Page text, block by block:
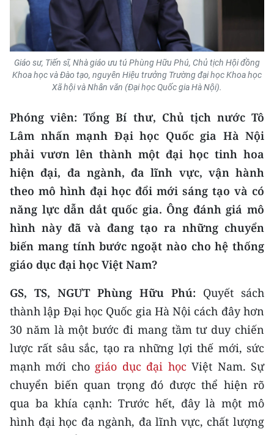
THỜI NAY
NHÂN DÂN CUỐI TUẦN
NHÂN DÂN HẰNG THÁNG
ĐỌC BÁO IN
ENGLISH
中文
FRANÇAIS
ESPAÑOL
한국어
Giáo sư, Tiến sĩ, Nhà giáo ưu tú Phùng Hữu Phú, Chủ tịch Hội đồng
Khoa học và Đào tạo, nguyên Hiệu trưởng Trường đại học Khoa học
Xã hội và Nhân văn (Đại học Quốc gia Hà Nội).
Phóng viên: Tổng Bí thư, Chủ tịch nước Tô
Lâm nhấn mạnh Đại học Quốc gia Hà Nội
phải vươn lên thành một đại học tinh hoa
hiện đại, đa ngành, đa lĩnh vực, vận hành
theo mô hình đại học đổi mới sáng tạo và có
năng lực dẫn dắt quốc gia. Ông đánh giá mô
hình này đã và đang tạo ra những chuyển
biến mang tính bước ngoặt nào cho hệ thống
giáo dục đại học Việt Nam?
GS, TS, NGƯT Phùng Hữu Phú: Quyết sách
thành lập Đại học Quốc gia Hà Nội cách đây hơn
30 năm là một bước đi mang tầm tư duy chiến
lược rất sâu sắc, tạo ra những lợi thế mới, sức
mạnh mới cho giáo dục đại học Việt Nam. Sự
chuyển biến quan trọng đó được thể hiện rõ
qua ba khía cạnh: Trước hết, đây là một mô
hình đại học đa ngành, đa lĩnh vực, chất lượng